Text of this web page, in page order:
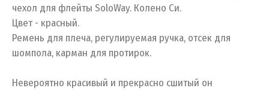
чехол для флейты SoloWay. Колено Си.
Цвет - красный.
Ремень для плеча, регулируемая ручка, отсек для
шомпола, карман для протирок.
Невероятно красивый и прекрасно сшитый он